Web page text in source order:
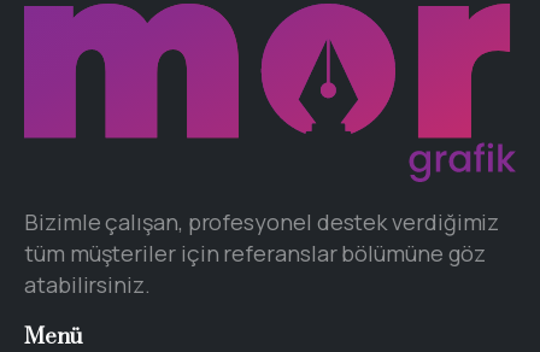
Bizimle çalışan, profesyonel destek verdiğimiz
tüm müşteriler için referanslar bölümüne göz
atabilirsiniz.
Menü